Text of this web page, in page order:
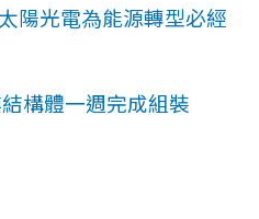
陽光電為能源轉型必經
構體一週完成組裝